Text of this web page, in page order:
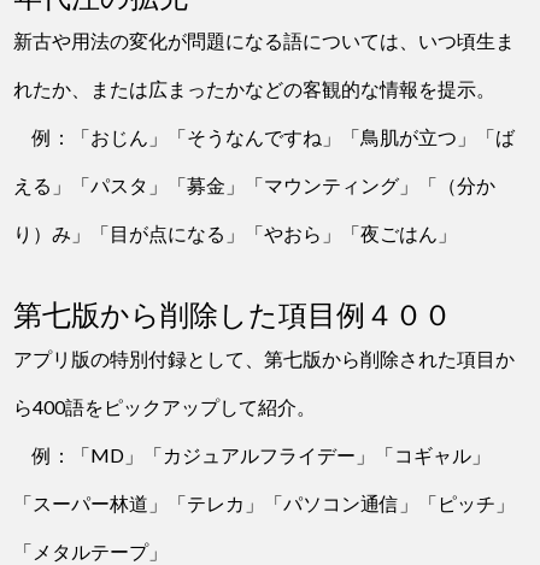
新古や用法の変化が問題になる語については、いつ頃生ま
れたか、または広まったかなどの客観的な情報を提示。
例：「おじん」「そうなんですね」「鳥肌が立つ」「ば
える」「パスタ」「募金」「マウンティング」「（分か
り）み」「目が点になる」「やおら」「夜ごはん」
第七版から削除した項目例４００
アプリ版の特別付録として、第七版から削除された項目か
ら400語をピックアップして紹介。
例：「MD」「カジュアルフライデー」「コギャル」
「スーパー林道」「テレカ」「パソコン通信」「ピッチ」
「メタルテープ」